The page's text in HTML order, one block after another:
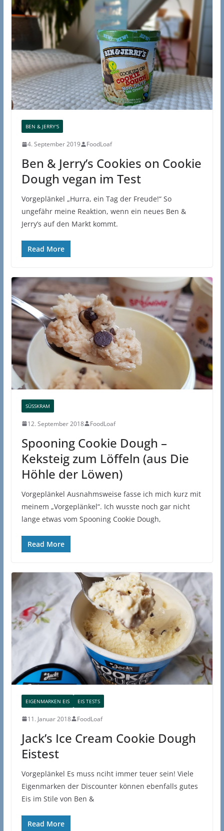
BEN & JERRY'S
4. September 2019 FoodLoaf
Ben & Jerry’s Cookies on Cookie
Dough vegan im Test
Vorgeplänkel „Hurra, ein Tag der Freude!“ So
ungefähr meine Reaktion, wenn ein neues Ben &
Jerry’s auf den Markt kommt.
Read More
SÜSSKRAM
12. September 2018 FoodLoaf
Spooning Cookie Dough –
Keksteig zum Löffeln (aus Die
Höhle der Löwen)
Vorgeplänkel Ausnahmsweise fasse ich mich kurz mit
meinem „Vorgeplänkel“. Ich wusste noch gar nicht
lange etwas vom Spooning Cookie Dough,
Read More
EIGENMARKEN EIS EIS TESTS
11. Januar 2018 FoodLoaf
Jack’s Ice Cream Cookie Dough
Eistest
Vorgeplänkel Es muss nciht immer teuer sein! Viele
Eigenmarken der Discounter können ebenfalls gutes
Eis im Stile von Ben &
Read More